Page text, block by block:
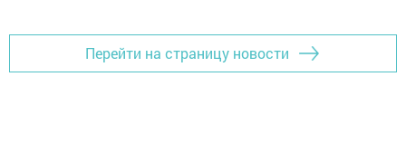
Перейти на страницу новости